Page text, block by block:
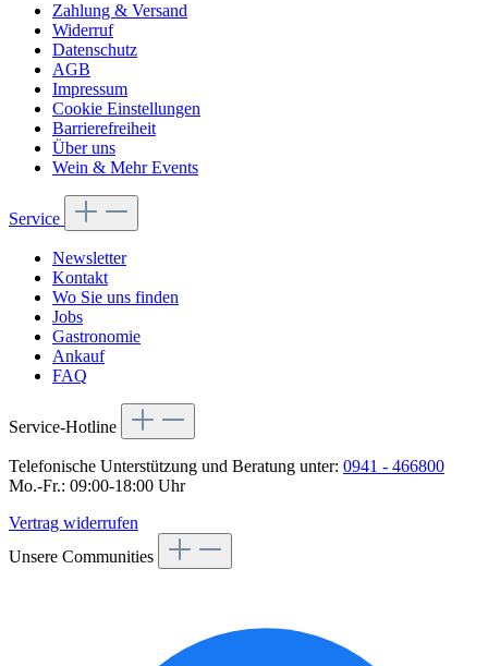
Zahlung & Versand
Widerruf
Datenschutz
AGB
Impressum
Cookie Einstellungen
Barrierefreiheit
Über uns
Wein & Mehr Events
Service
Newsletter
Kontakt
Wo Sie uns finden
Jobs
Gastronomie
Ankauf
FAQ
Service-Hotline
Telefonische Unterstützung und Beratung unter: 0941 - 466800
Mo.-Fr.: 09:00-18:00 Uhr
Vertrag widerrufen
Unsere Communities